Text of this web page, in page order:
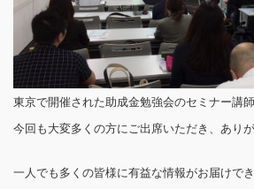
東京で開催された助成金勉強会のセミナー講
今回も大変多くの方にご出席いただき、あり
一人でも多くの皆様に有益な情報がお届けで